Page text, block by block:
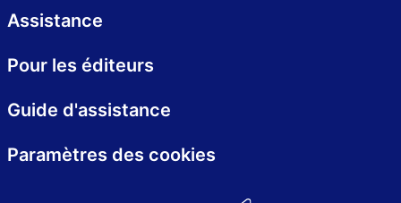
Assistance
Pour les éditeurs
Guide d'assistance
Paramètres des cookies